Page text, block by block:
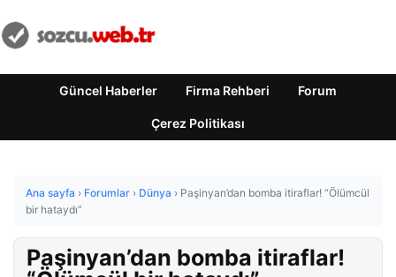
Güncel Haberler Firma Rehberi Forum
Çerez Politikası
Ana sayfa › Forumlar › Dünya › Paşinyan’dan bomba itiraflar! “Ölümcül
bir hataydı”
Paşinyan’dan bomba itiraflar!